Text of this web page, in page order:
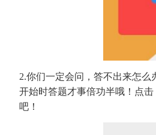
2.你们一定会问，答不出来怎
开始时答题才事倍功半哦！点
吧！